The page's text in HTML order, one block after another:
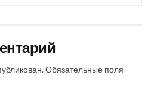
Обязательные поля